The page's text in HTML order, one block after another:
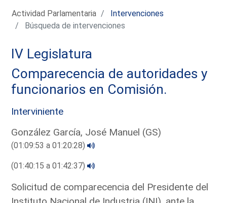
Actividad Parlamentaria
Intervenciones
Búsqueda de intervenciones
IV Legislatura
Comparecencia de autoridades y
funcionarios en Comisión.
Interviniente
González García, José Manuel (GS)
(01:09:53 a 01:20:28)
(01:40:15 a 01:42:37)
Solicitud de comparecencia del Presidente del